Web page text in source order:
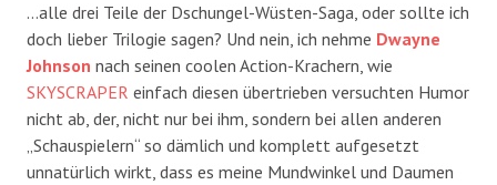
…alle drei Teile der Dschungel-Wüsten-Saga, oder sollte ich
doch lieber Trilogie sagen? Und nein, ich nehme Dwayne
Johnson nach seinen coolen Action-Krachern, wie
SKYSCRAPER einfach diesen übertrieben versuchten Humor
nicht ab, der, nicht nur bei ihm, sondern bei allen anderen
„Schauspielern“ so dämlich und komplett aufgesetzt
unnatürlich wirkt, dass es meine Mundwinkel und Daumen